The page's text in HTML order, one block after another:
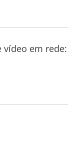
em rede: